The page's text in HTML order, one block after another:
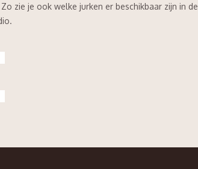
zie je ook welke jurken er beschikbaar zijn in de